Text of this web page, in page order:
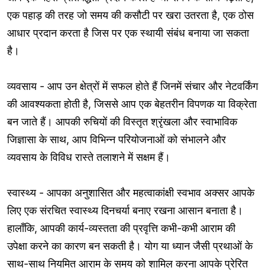
एक पहाड़ की तरह जो समय की कसौटी पर खरा उतरता है, एक ठोस
आधार प्रदान करता है जिस पर एक स्थायी संबंध बनाया जा सकता
है।
व्यवसाय - आप उन क्षेत्रों में सफल होते हैं जिनमें संचार और नेटवर्किंग
की आवश्यकता होती है, जिससे आप एक बेहतरीन विपणक या विक्रेता
बन जाते हैं। आपकी रुचियों की विस्तृत श्रृंखला और स्वाभाविक
जिज्ञासा के साथ, आप विभिन्न परियोजनाओं को संभालने और
व्यवसाय के विविध रास्ते तलाशने में सक्षम हैं।
स्वास्थ्य - आपका अनुशासित और महत्वाकांक्षी स्वभाव अक्सर आपके
लिए एक संरचित स्वास्थ्य दिनचर्या बनाए रखना आसान बनाता है।
हालाँकि, आपकी कार्य-व्यस्तता की प्रवृत्ति कभी-कभी आराम की
उपेक्षा करने का कारण बन सकती है। योग या ध्यान जैसी प्रथाओं के
साथ-साथ नियमित आराम के समय को शामिल करना आपके प्रेरित